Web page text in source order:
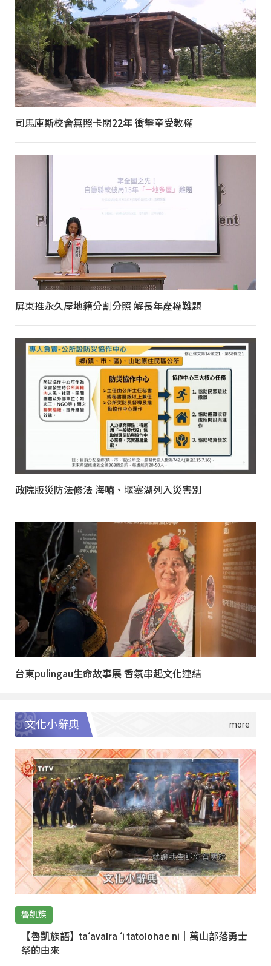
司馬庫斯校舍無照卡關22年 衝擊童受教權
屏東推永久屋地籍分割分照 解長年產權難題
政院版災防法修法 海嘯、堰塞湖列入災害別
台東pulingau生命故事展 香氛串起文化連結
文化小辭典
魯凱族
【魯凱族語】ta‘avalra ‘i tatolohae ni｜萬山部落勇士
祭的由來